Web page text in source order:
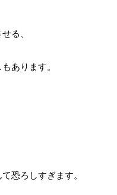
る、
あります。
恐ろしすぎます。